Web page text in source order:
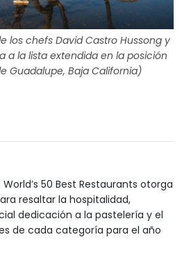
los chefs David Castro Hussong y
a la lista extendida en la posición
Guadalupe, Baja California)
50 Best Restaurants otorga
resaltar la hospitalidad,
dedicación a la pastelería y el
de cada categoría para el año